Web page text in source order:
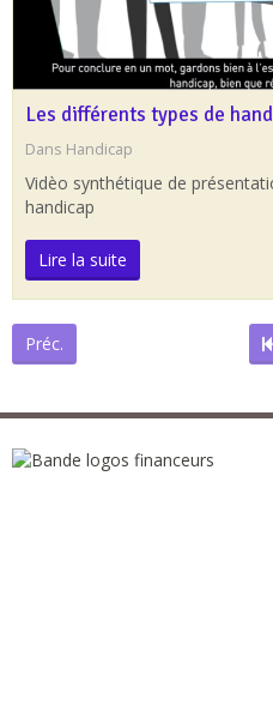
Les différents types de
Dans Handicap
Vidèo synthétique de
handicap
Lire la suite
Préc.